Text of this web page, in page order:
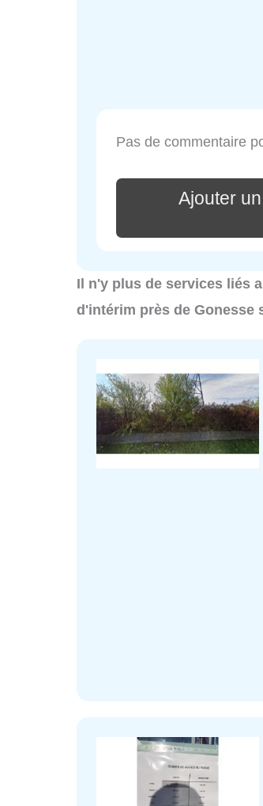
Pas de commentaire
Ajouter
Il n'y plus de services liés
d'intérim près de Gonesse